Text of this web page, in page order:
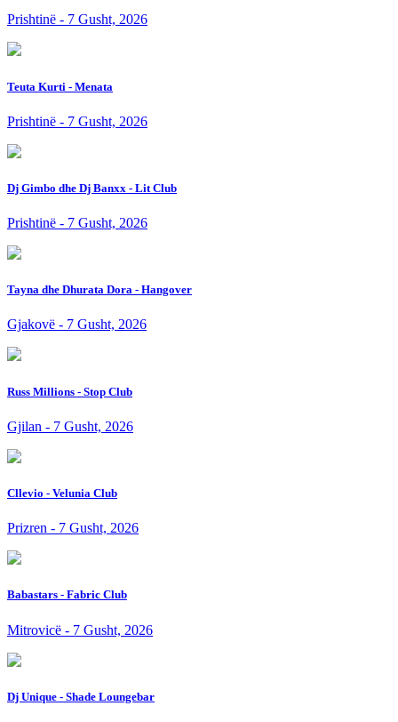
Prishtinë - 7 Gusht, 2026
Teuta Kurti - Menata
Prishtinë - 7 Gusht, 2026
Dj Gimbo dhe Dj Banxx - Lit Club
Prishtinë - 7 Gusht, 2026
Tayna dhe Dhurata Dora - Hangover
Gjakovë - 7 Gusht, 2026
Russ Millions - Stop Club
Gjilan - 7 Gusht, 2026
Cllevio - Velunia Club
Prizren - 7 Gusht, 2026
Babastars - Fabric Club
Mitrovicë - 7 Gusht, 2026
Dj Unique - Shade Loungebar